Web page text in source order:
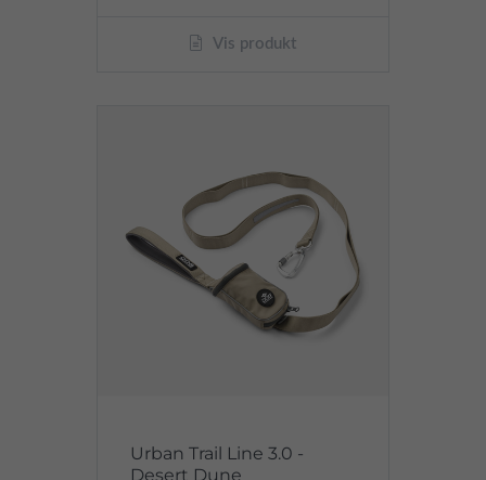
Vis produkt
Urban Trail Line 3.0 -
Desert Dune